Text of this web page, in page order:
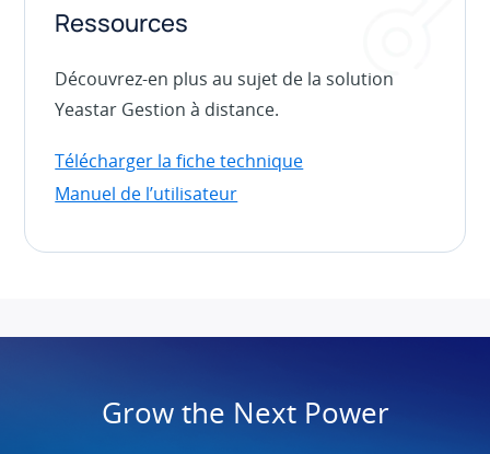
Ressources
Découvrez-en plus au sujet de la solution
Yeastar Gestion à distance.
Télécharger la fiche technique
Manuel de l’utilisateur
Grow the Next Power